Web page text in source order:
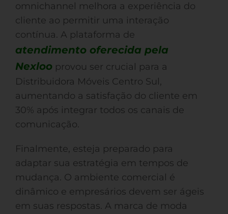
omnichannel melhora a experiência do
cliente ao permitir uma interação
contínua. A plataforma de
atendimento oferecida pela
Nexloo provou ser crucial para a
Distribuidora Móveis Centro Sul,
aumentando a satisfação do cliente em
30% após integrar todos os canais de
comunicação.
Finalmente, esteja preparado para
adaptar sua estratégia em tempos de
mudança. O ambiente comercial é
dinâmico e empresários devem ser ágeis
em suas respostas. A marca de moda